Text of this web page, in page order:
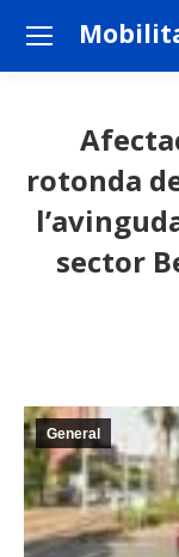
rotonda
sector
General